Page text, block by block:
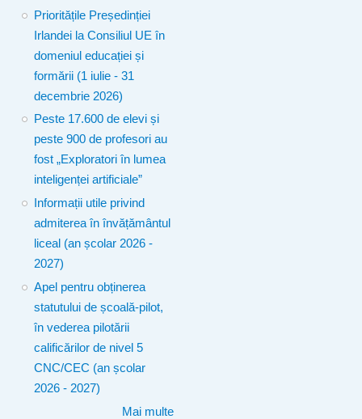
Prioritățile Președinției
Irlandei la Consiliul UE în
domeniul educației și
formării (1 iulie - 31
decembrie 2026)
Peste 17.600 de elevi și
peste 900 de profesori au
fost „Exploratori în lumea
inteligenței artificiale”
Informații utile privind
admiterea în învățământul
liceal (an școlar 2026 -
2027)
Apel pentru obținerea
statutului de școală-pilot,
în vederea pilotării
calificărilor de nivel 5
CNC/CEC (an școlar
2026 - 2027)
Mai multe